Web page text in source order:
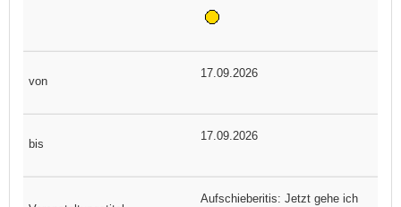
17.09.2026
17.09.2026
Aufschieberitis: Jetzt gehe ich